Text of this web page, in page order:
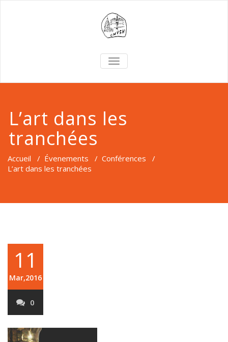
TOGGLE
NAVIGATION
L’art dans les
tranchées
Accueil / Évenements / Conférences /
L’art dans les tranchées
11
Mar,2016
0